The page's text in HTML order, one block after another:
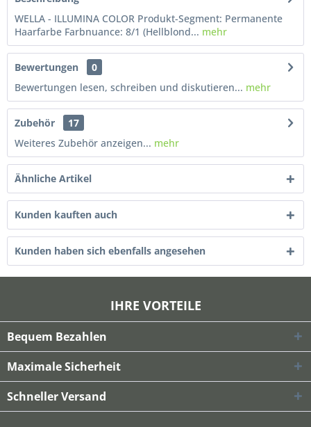
WELLA - ILLUMINA COLOR Produkt-Segment: Permanente
Haarfarbe Farbnuance: 8/1 (Hellblond... mehr
Bewertungen
0
Bewertungen lesen, schreiben und diskutieren... mehr
Zubehör
17
Weiteres Zubehör anzeigen... mehr
Ähnliche Artikel
Kunden kauften auch
Kunden haben sich ebenfalls angesehen
IHRE VORTEILE
Bequem Bezahlen
Maximale Sicherheit
Schneller Versand